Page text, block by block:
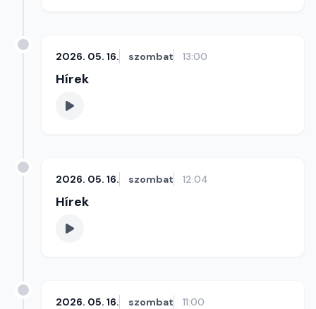
2026. 05. 16. szombat 13:00
Hírek
2026. 05. 16. szombat 12:04
Hírek
2026. 05. 16. szombat 11:00